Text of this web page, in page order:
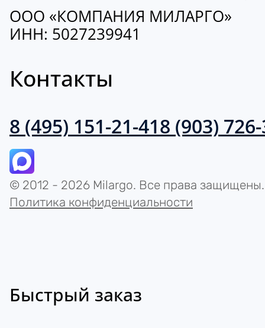
ООО «КОМПАНИЯ МИЛАРГО»
ИНН: 5027239941
Контакты
8 (495) 151-21-418 (903)
© 2012 - 2026 Milargo. Все права защищены.
Политика конфиденциальности
Быстрый заказ